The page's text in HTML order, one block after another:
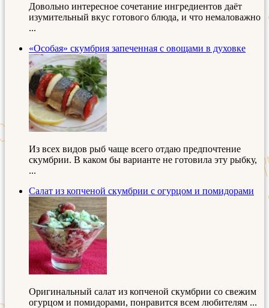
Довольно интересное сочетание ингредиентов даёт
изумительный вкус готового блюда, и что немаловажно
...
«Особая» скумбрия запеченная с овощами в духовке
Из всех видов рыб чаще всего отдаю предпочтение
скумбрии. В каком бы варианте не готовила эту рыбку,
...
Салат из копченой скумбрии с огурцом и помидорами
Оригинальный салат из копченой скумбрии со свежим
огурцом и помидорами, понравится всем любителям ...